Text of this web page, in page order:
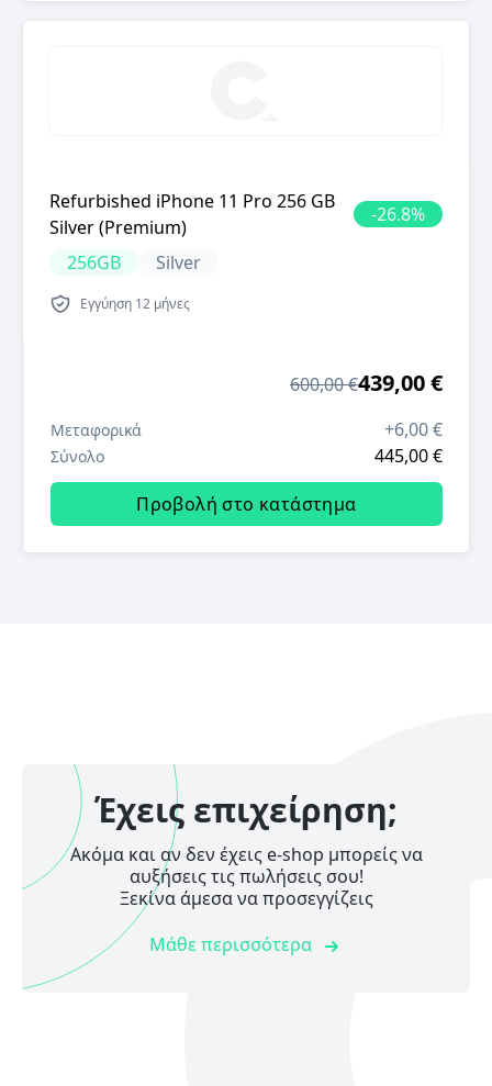
Refurbished iPhone 11 Pro 256 GB
Silver (Premium)
-26.8%
256GB
Silver
Εγγύηση 12 μήνες
600,00 €439,00 €
Μεταφορικά +6,00 €
Σύνολο
445,00 €
Προβολή στο κατάστημα
Έχεις επιχείρηση;
Ακόμα και αν δεν έχεις e-shop μπορείς να
αυξήσεις τις πωλήσεις σου!
Ξεκίνα άμεσα να προσεγγίζεις
Μάθε περισσότερα